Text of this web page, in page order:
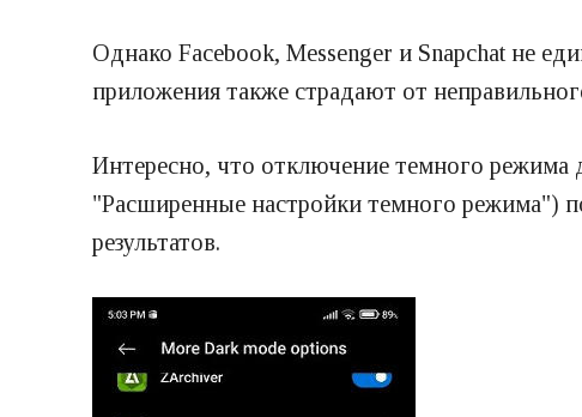
Однако Facebook, Messenger и Snapchat не
приложения также страдают от
Интересно, что отключение темного режима
"Расширенные настройки темного режима")
результатов.